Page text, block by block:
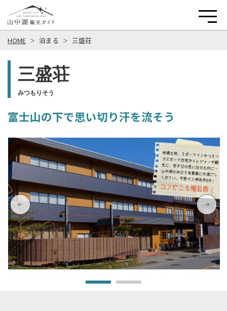
HOME 泊まる 三盛荘
三盛荘
みつもりそう
富士山の下で思い切り汗を流そう